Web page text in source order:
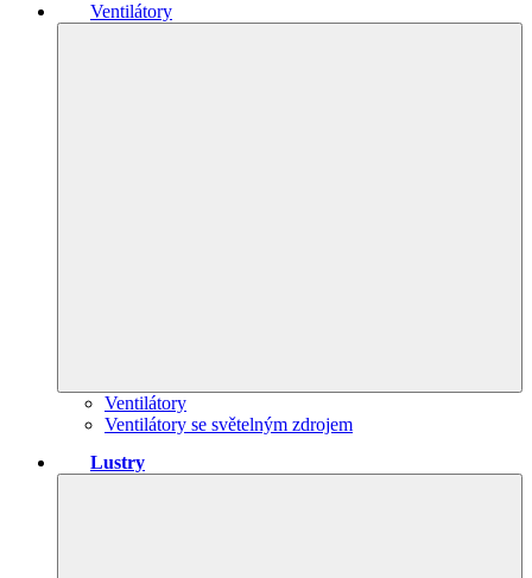
Ventilátory
Ventilátory
Ventilátory se světelným zdrojem
Lustry